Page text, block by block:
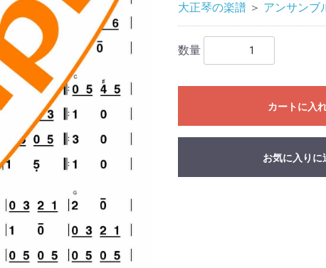
大正琴の楽譜 ＞ アンサンブ
数量
カートに入
お気に入りに